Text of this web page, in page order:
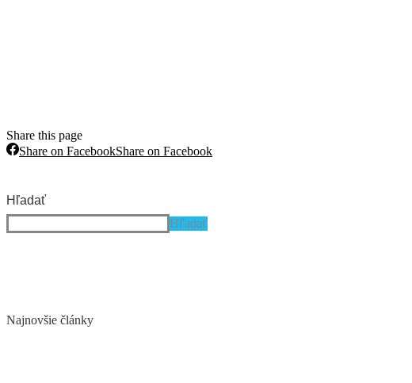
Share this page
Share on FacebookShare on Facebook
Hľadať
Hľadať
Najnovšie články